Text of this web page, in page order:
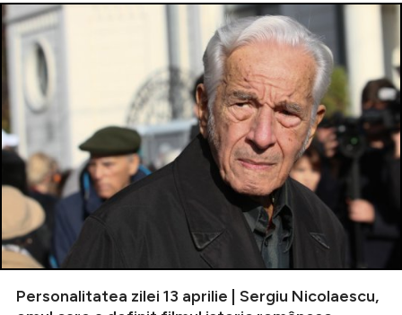
Personalitatea zilei 13 aprilie | Sergiu Nicolaescu,